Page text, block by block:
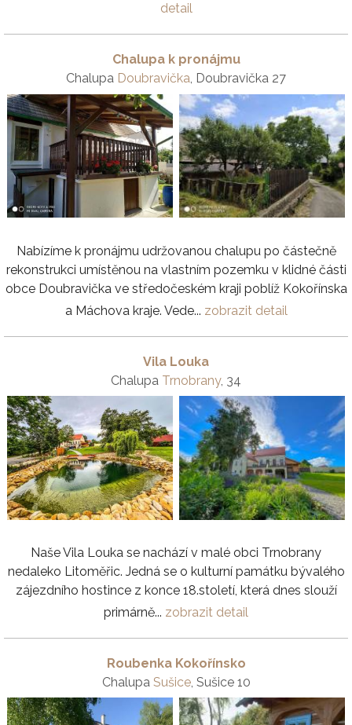
detail
Chalupa k pronájmu
Chalupa Doubravička, Doubravička 27
Nabízíme k pronájmu udržovanou chalupu po částečně
rekonstrukci umístěnou na vlastním pozemku v klidné části
obce Doubravička ve středočeském kraji poblíž Kokořínska
a Máchova kraje. Vede... zobrazit detail
Vila Louka
Chalupa Trnobrany, 34
Naše Vila Louka se nachází v malé obci Trnobrany
nedaleko Litoměřic. Jedná se o kulturní památku bývalého
zájezdního hostince z konce 18.století, která dnes slouží
primárně... zobrazit detail
Roubenka Kokořínsko
Chalupa Sušice, Sušice 10